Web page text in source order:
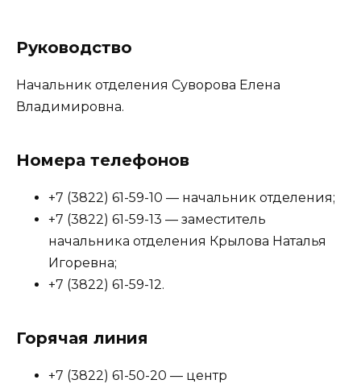
Руководство
Начальник отделения Суворова Елена
Владимировна.
Номера телефонов
+7 (3822) 61-59-10 — начальник отделения;
+7 (3822) 61-59-13 — заместитель
начальника отделения Крылова Наталья
Игоревна;
+7 (3822) 61-59-12.
Горячая линия
+7 (3822) 61-50-20 — центр